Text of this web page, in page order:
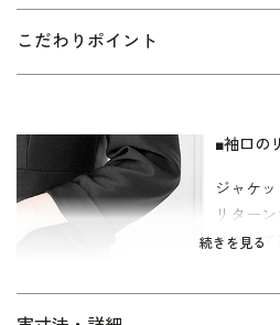
ペプラムが印象的なスタンドカラー
ラム使いのスーツのように見えるワ
プラムは、優美な効果をねらうとと
る効果があります。 ワンピースはセ
てのトリックワンピース。左胸部分
きです。袖の内側にスリットが4㎝ほ
しやすい仕様となっています。
スカート部分はフレアーのシルエッ
よる深い漆黒で、通年着用可能。シ
こだわりポイント
続きを見る
■袖口の
ジャケ
リター
スとして
お直し